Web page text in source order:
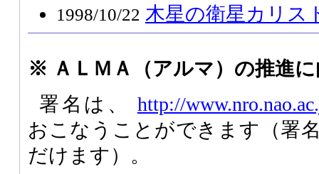
1998/10/22 木星の衛星カリス
※ ＡＬＭＡ（アルマ）の推進
署名は、 http://
おこなうことができます（署
だけます）。